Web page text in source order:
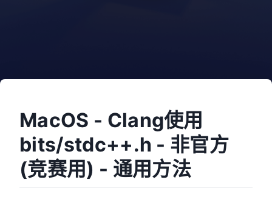
MacOS - Clang使用
bits/stdc++.h - 非官方
(竞赛用) - 通用方法